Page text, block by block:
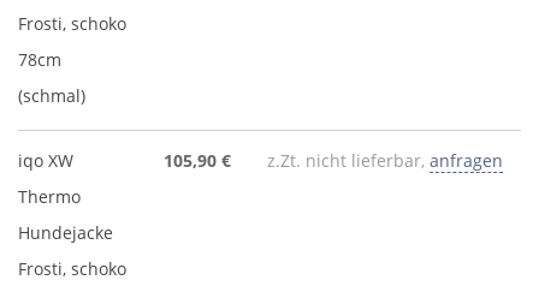
Frosti, schoko
78cm
(schmal)
iqo XW
Thermo
Hundejacke
Frosti, schoko
105,90 € z.Zt. nicht lieferbar, anfragen